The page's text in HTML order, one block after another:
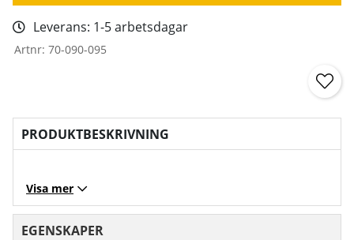
Leverans: 1-5 arbetsdagar
Artnr: 70-090-095
PRODUKTBESKRIVNING
Visa mer
EGENSKAPER